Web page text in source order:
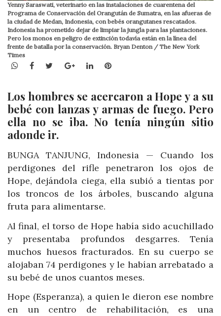
Yenny Saraswati, veterinario en las instalaciones de cuarentena del
Programa de Conservación del Orangután de Sumatra, en las afueras de
la ciudad de Medan, Indonesia, con bebés orangutanes rescatados.
Indonesia ha prometido dejar de limpiar la jungla para las plantaciones.
Pero los monos en peligro de extinción todavía están en la línea del
frente de batalla por la conservación. Bryan Denton / The New York
Times
WhatsApp
Facebook
TwitterGoogle+LinkedInPinterest
Los hombres se acercaron a Hope y a su
bebé con lanzas y armas de fuego. Pero
ella no se iba. No tenía ningún sitio
adonde ir.
BUNGA TANJUNG, Indonesia — Cuando los
perdigones del rifle penetraron los ojos de
Hope, dejándola ciega, ella subió a tientas por
los troncos de los árboles, buscando alguna
fruta para alimentarse.
Al final, el torso de Hope había sido acuchillado
y presentaba profundos desgarres. Tenía
muchos huesos fracturados. En su cuerpo se
alojaban 74 perdigones y le habían arrebatado a
su bebé de unos cuantos meses.
Hope (Esperanza), a quien le dieron ese nombre
en un centro de rehabilitación, es una